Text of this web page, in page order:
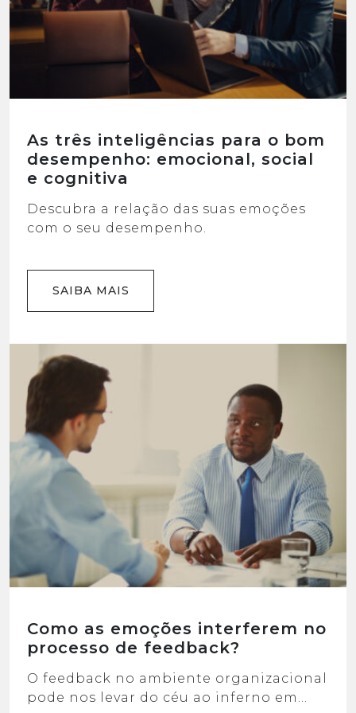
As três inteligências para o bom
desempenho: emocional, social
e cognitiva
Descubra a relação das suas emoções
com o seu desempenho.
SAIBA MAIS
Como as emoções interferem no
processo de feedback?
O feedback no ambiente organizacional
pode nos levar do céu ao inferno em